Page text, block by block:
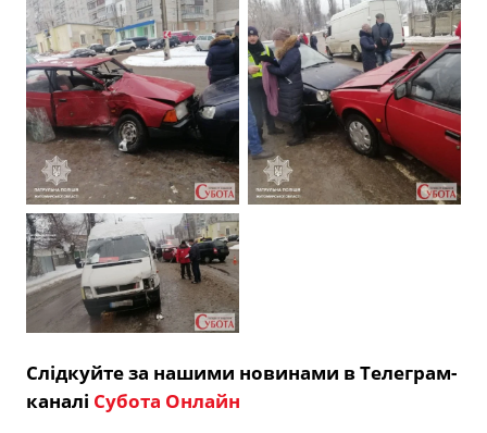
Слідкуйте за нашими новинами в Телеграм-
каналі Субота Онлайн